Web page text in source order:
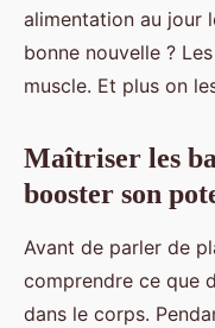
alimentation au jour
bonne nouvelle ?
muscle. Et plus on
Maîtriser les
booster son
Avant de parler de
comprendre ce que
dans le corps.